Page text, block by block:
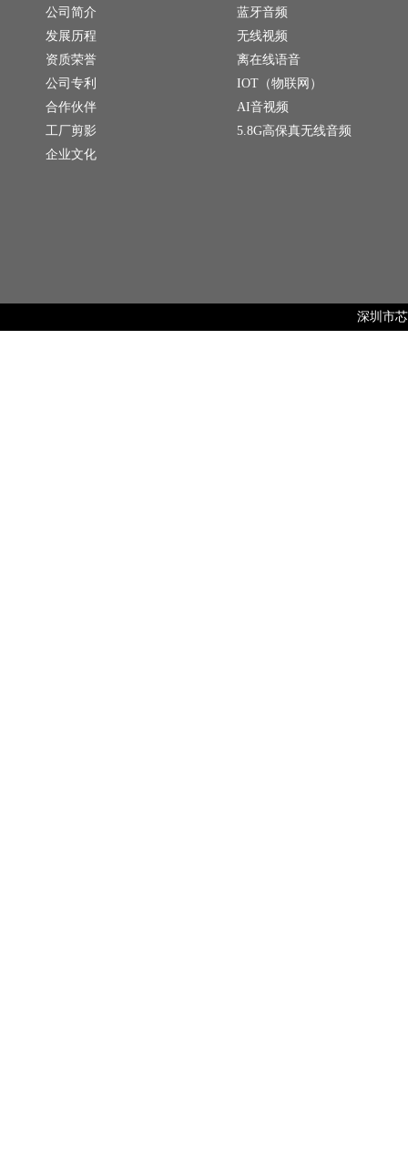
公司简介
发展历程
资质荣誉
公司专利
合作伙伴
工厂剪影
企业文化
蓝牙音频
无线视频
离在线语音
IOT（物联网）
AI音视频
5.8G高保真无线音频
深圳市